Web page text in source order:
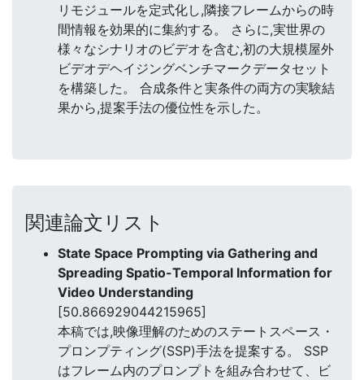
リモジュールを定式化し,隣接フレームからの時
間情報を効果的に集約する。 さらに,実世界の
様々なシナリオのビデオを含む,初の大規模屋外
ビデオデヘイジングベンチマークデータセット
を構築した。 合成条件と実条件の両方の実験結
果から,提案手法の優位性を示した。
関連論文リスト
State Space Prompting via Gathering and
Spreading Spatio-Temporal Information for
Video Understanding
[50.866929044215965]
本稿では,映像理解のためのステートスペース・
プロンプティング(SSP)手法を提案する。 SSP
はフレーム内のプロンプトを組み合わせて、ビ